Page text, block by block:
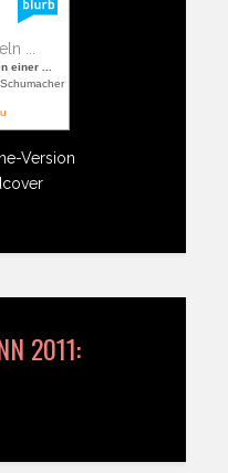
...
einer ...
Version
2011: